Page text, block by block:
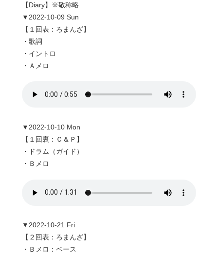
【Diary】※敬称略
▼2022-10-09 Sun
【１回表：ろまんざ】
・歌詞
・イントロ
・Ａメロ
▼2022-10-10 Mon
【１回裏：Ｃ＆Ｐ】
・ドラム（ガイド）
・Ｂメロ
▼2022-10-21 Fri
【２回表：ろまんざ】
・Ｂメロ：ベース